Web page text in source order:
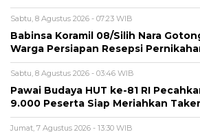
Sabtu, 8 Agustus 2026 - 07:23 WIB
‎Babinsa Koramil 08/Silih Nara
Warga Persiapan Resepsi
Sabtu, 8 Agustus 2026 - 03:46 WIB
Pawai Budaya HUT ke-81 RI
9.000 Peserta Siap Meriahkan
Jumat, 7 Agustus 2026 - 13:30 WIB